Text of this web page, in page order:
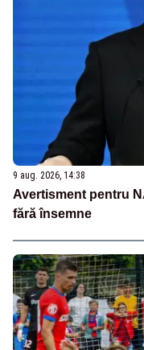
9 aug. 2026, 14:38
Avertisment pentru
fără însemne